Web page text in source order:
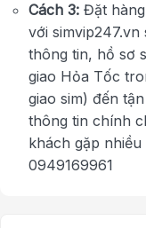
Cách 3: Đặt
với
thông tin, hồ sơ
giao Hỏa Tốc
giao sim) đến
thông tin chính
khách gặp
0949169961